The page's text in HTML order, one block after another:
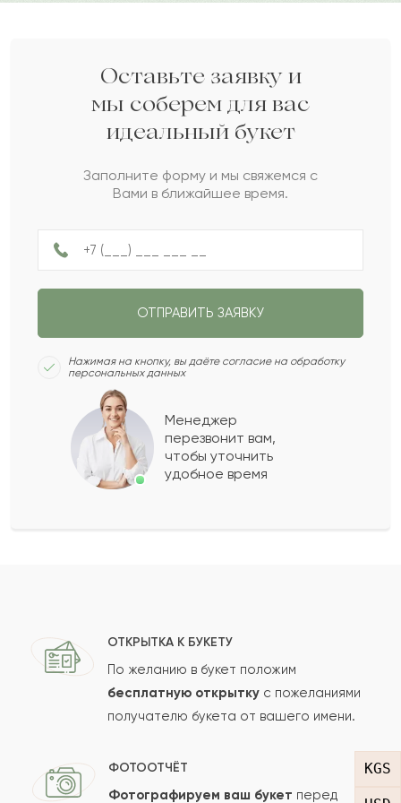
KGS
Дарите своим близким любовь вместе с Pro-buket.
Т 2022-09-12
Тана
2022-07-26
Каламкас
2022-06-07
Дария
Бекназар
А Абылай
Елмурат
Показать еще
Ваш e-mail
Отзыв
Оставьте заявку и
мы соберем для вас
идеальный букет
Заполните форму и мы свяжемся с
Вами в ближайшее время.
ОТПРАВИТЬ ЗАЯВКУ
Нажимая на кнопку, вы даёте согласие на обработку
персональных данных
Менеджер
перезвонит вам,
чтобы уточнить
удобное время
ОТКРЫТКА К БУКЕТУ
По желанию в букет положим
бесплатную открытку с пожеланиями
получателю букета от вашего имени.
ФОТООТЧЁТ
Фотографируем ваш букет перед